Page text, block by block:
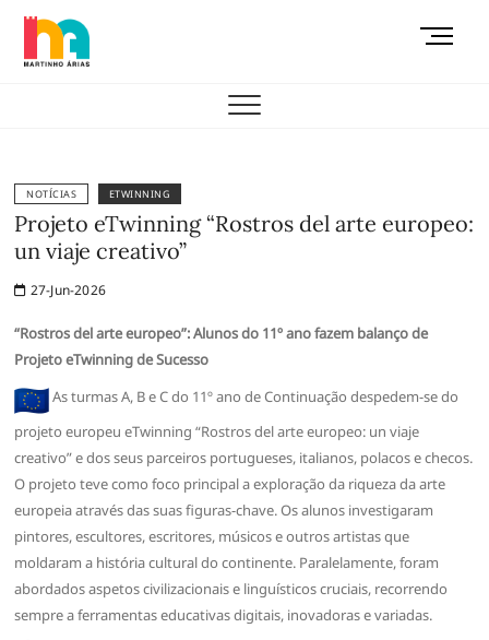
Skip
content
M
t
o
NOTÍCIAS ETWINNING
Projeto eTwinning “Rostros del arte europeo:
un viaje creativo”
27-Jun-2026
“Rostros del arte europeo”: Alunos do 11º ano fazem balanço de
Projeto eTwinning de Sucesso
As turmas A, B e C do 11º ano de Continuação despedem-se do
projeto europeu eTwinning “Rostros del arte europeo: un viaje
creativo” e dos seus parceiros portugueses, italianos, polacos e checos.
O projeto teve como foco principal a exploração da riqueza da arte
europeia através das suas figuras-chave. Os alunos investigaram
pintores, escultores, escritores, músicos e outros artistas que
moldaram a história cultural do continente. Paralelamente, foram
abordados aspetos civilizacionais e linguísticos cruciais, recorrendo
sempre a ferramentas educativas digitais, inovadoras e variadas.